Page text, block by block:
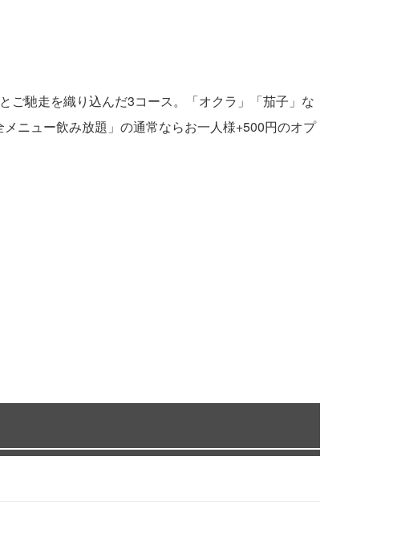
ご馳走を織り込んだ3コース。「オクラ」「茄子」な
ニュー飲み放題」の通常ならお一人様+500円のオプ